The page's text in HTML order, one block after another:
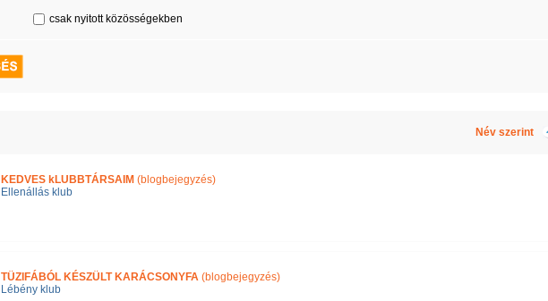
csak nyitott közösségekben
Név szerint
KEDVES kLUBBTÁRSAIM (blogbejegyzés)
Ellenállás klub
TÜZIFÁBÓL KÉSZÜLT KARÁCSONYFA (blogbejegyzés)
Lébény klub